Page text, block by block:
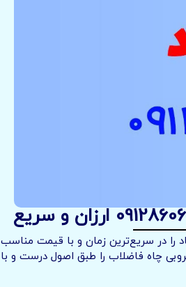
را در سریع‌ترین زمان و با قیمت
چاه فاضلاب را طبق اصول درست و